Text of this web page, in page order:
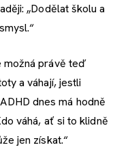
„Dodělat školu a
možná právě teď
a váhají, jestli
dnes má hodně
váhá, ať si to klidně
jen získat.“